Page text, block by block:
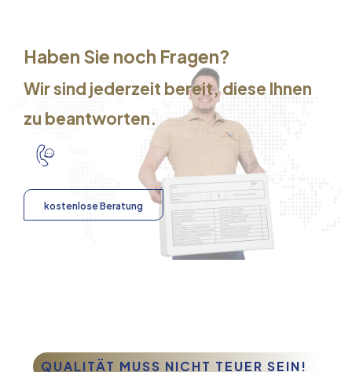
Haben Sie noch Fragen?
Wir sind jederzeit bereit, diese Ihnen
zu beantworten.
kostenlose Beratung
QUALITÄT MUSS NICHT TEUER SEIN!